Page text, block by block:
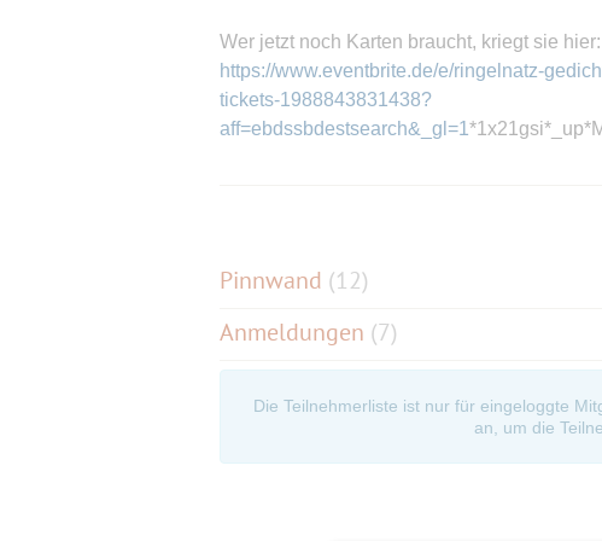
Wer jetzt noch Karten braucht, kriegt sie hier:
https://www.eventbrite.de/e/ringelnatz-
tickets-1988843831438?
aff=ebdssbdestsearch&_gl=1
Pinnwand (12)
Anmeldungen (7)
Die Teilnehmerliste ist nur für eingeloggte
an, um die